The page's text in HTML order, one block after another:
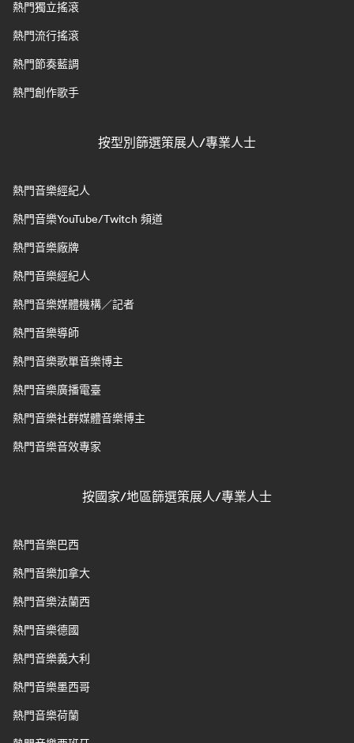
熱門獨立搖滾
熱門流行搖滾
熱門節奏藍調
熱門創作歌手
按型別篩選策展人/專業人士
熱門音樂經紀人
熱門音樂YouTube/Twitch 頻道
熱門音樂廠牌
熱門音樂經紀人
熱門音樂媒體機構／記者
熱門音樂導師
熱門音樂歌單音樂博主
熱門音樂廣播電臺
熱門音樂社群媒體音樂博主
熱門音樂音效專家
按國家/地區篩選策展人/專業人士
熱門音樂巴西
熱門音樂加拿大
熱門音樂法蘭西
熱門音樂德國
熱門音樂義大利
熱門音樂墨西哥
熱門音樂荷蘭